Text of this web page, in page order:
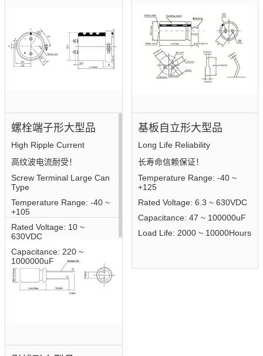
螺栓端子形大型品
High Ripple Current
高纹波电流耐受！
Screw Terminal Large Can
Type
Temperature Range: -40 ~
+105
Rated Voltage: 10 ~
630VDC
Capacitance: 220 ~
1000000uF
Load Life: 2000 ~
20000Hours
基板自立形大型品
Long Life Reliability
长寿命信赖保证！
Temperature Range: -40 ~
+125
Rated Voltage: 6.3 ~ 630VDC
Capacitance: 47 ~ 100000uF
Load Life: 2000 ~ 10000Hours